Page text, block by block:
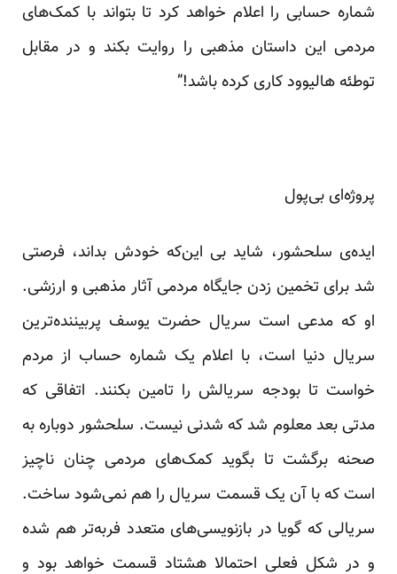
شماره حسابی را اعلام خواهد کرد تا بتواند با کمک‌های
مردمی این داستان مذهبی را روایت بکند و در مقابل
توطئه هالیوود کاری کرده باشد!”
پروژه‌ای بی‌پول
ایده‌ی سلحشور، شاید بی این‌که خودش بداند، فرصتی
شد برای تخمین زدن جایگاه مردمی آثار مذهبی و ارزشی.
او که مدعی است سریال حضرت یوسف پربیننده‌ترین
سریال دنیا است، با اعلام یک شماره حساب از مردم
خواست تا بودجه سریالش را تامین بکنند. اتفاقی که
مدتی بعد معلوم شد که شدنی نیست. سلحشور دوباره به
صحنه برگشت تا بگوید کمک‌های مردمی چنان ناچیز
است که با آن یک قسمت سریال را هم نمی‌شود ساخت.
سریالی که گویا در بازنویسی‌های متعدد فربه‌تر هم شده
و در شکل فعلی احتمالا هشتاد قسمت خواهد بود و